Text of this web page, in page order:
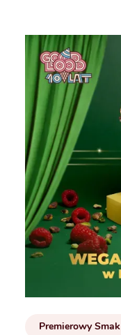
Premierowy Smak